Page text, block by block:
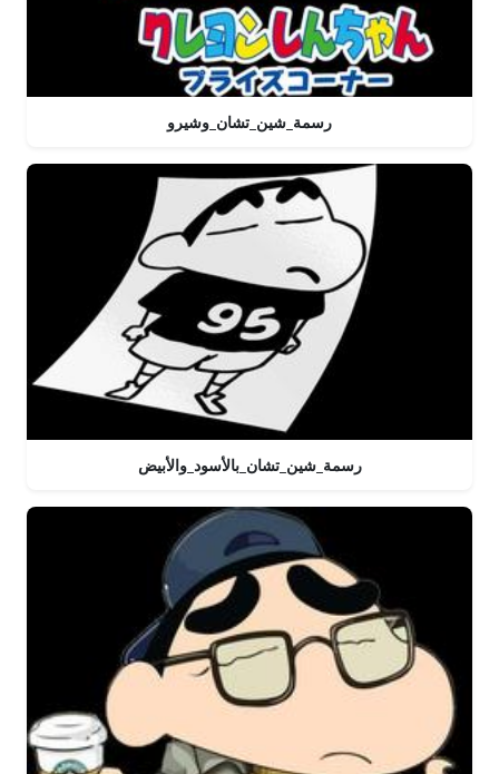
رسمة_شين_تشان_وشيرو
رسمة_شين_تشان_بالأسود_والأبيض